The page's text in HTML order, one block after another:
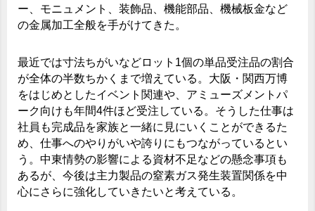
ー、モニュメント、装飾品、機能部品、機械板金など
の金属加工全般を手がけてきた。
最近では寸法ちがいなどロット1個の単品受注品の割合
が全体の半数ちかくまで増えている。大阪・関西万博
をはじめとしたイベント関連や、アミューズメントパ
ーク向けも年間4件ほど受注している。そうした仕事は
社員も完成品を家族と一緒に見にいくことができるた
め、仕事へのやりがいや誇りにもつながっているとい
う。中東情勢の影響による資材不足などの懸念事項も
あるが、今後は主力製品の窒素ガス発生装置関係を中
心にさらに強化していきたいと考えている。